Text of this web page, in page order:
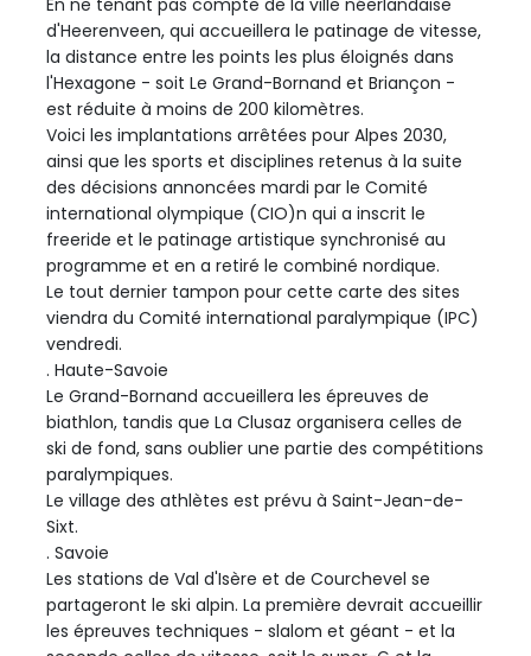
En ne tenant pas compte de la ville néerlandaise
d'Heerenveen, qui accueillera le patinage de vitesse,
la distance entre les points les plus éloignés dans
l'Hexagone - soit Le Grand-Bornand et Briançon -
est réduite à moins de 200 kilomètres.
Voici les implantations arrêtées pour Alpes 2030,
ainsi que les sports et disciplines retenus à la suite
des décisions annoncées mardi par le Comité
international olympique (CIO)n qui a inscrit le
freeride et le patinage artistique synchronisé au
programme et en a retiré le combiné nordique.
Le tout dernier tampon pour cette carte des sites
viendra du Comité international paralympique (IPC)
vendredi.
. Haute-Savoie
Le Grand-Bornand accueillera les épreuves de
biathlon, tandis que La Clusaz organisera celles de
ski de fond, sans oublier une partie des compétitions
paralympiques.
Le village des athlètes est prévu à Saint-Jean-de-
Sixt.
. Savoie
Les stations de Val d'Isère et de Courchevel se
partageront le ski alpin. La première devrait accueillir
les épreuves techniques - slalom et géant - et la